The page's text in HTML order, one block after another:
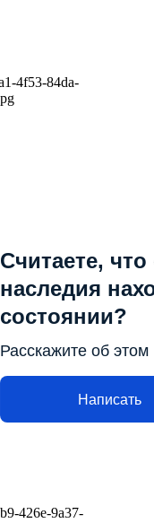
Считаете,
наследия
состоянии?
Расскажите об этом
Написать